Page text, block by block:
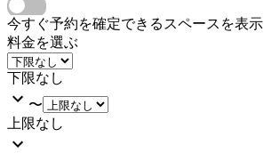
今すぐ予約を確定できるスペースを表示
料金を選ぶ
下限なし
〜
上限なし